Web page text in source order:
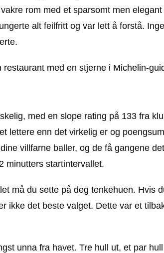
rom med et sparsomt men
alt feilfritt og var lett å forstå.
restaurant med en stjerne i Michelin-
med en slope rating på 133 fra
lettere enn det virkelig er og
villfarne baller, og de få gangene
minutters startintervallet.
må du sette på deg tenkehuen. Hvis
ikke det beste valget. Dette var et
unna fra havet. Tre hull ut, et par